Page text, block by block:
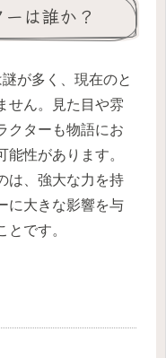
は誰か？
が多く、現在のと
せん。見た目や雰
クターも物語にお
性があります。
は、強大な力を持
に大きな影響を与
です。